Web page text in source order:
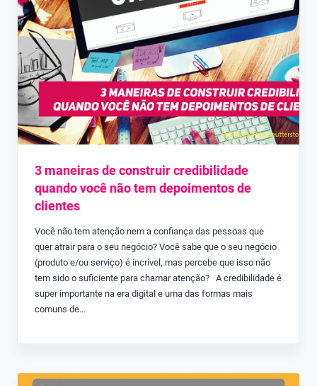
3 maneiras de construir credibilidade
quando você não tem depoimentos de
clientes
Você não tem atenção nem a confiança das pessoas que
quer atrair para o seu negócio? Você sabe que o seu negócio
(produto e/ou serviço) é incrível, mas percebe que isso não
tem sido o suficiente para chamar atenção? A credibilidade é
super importante na era digital e uma das formas mais
comuns de…